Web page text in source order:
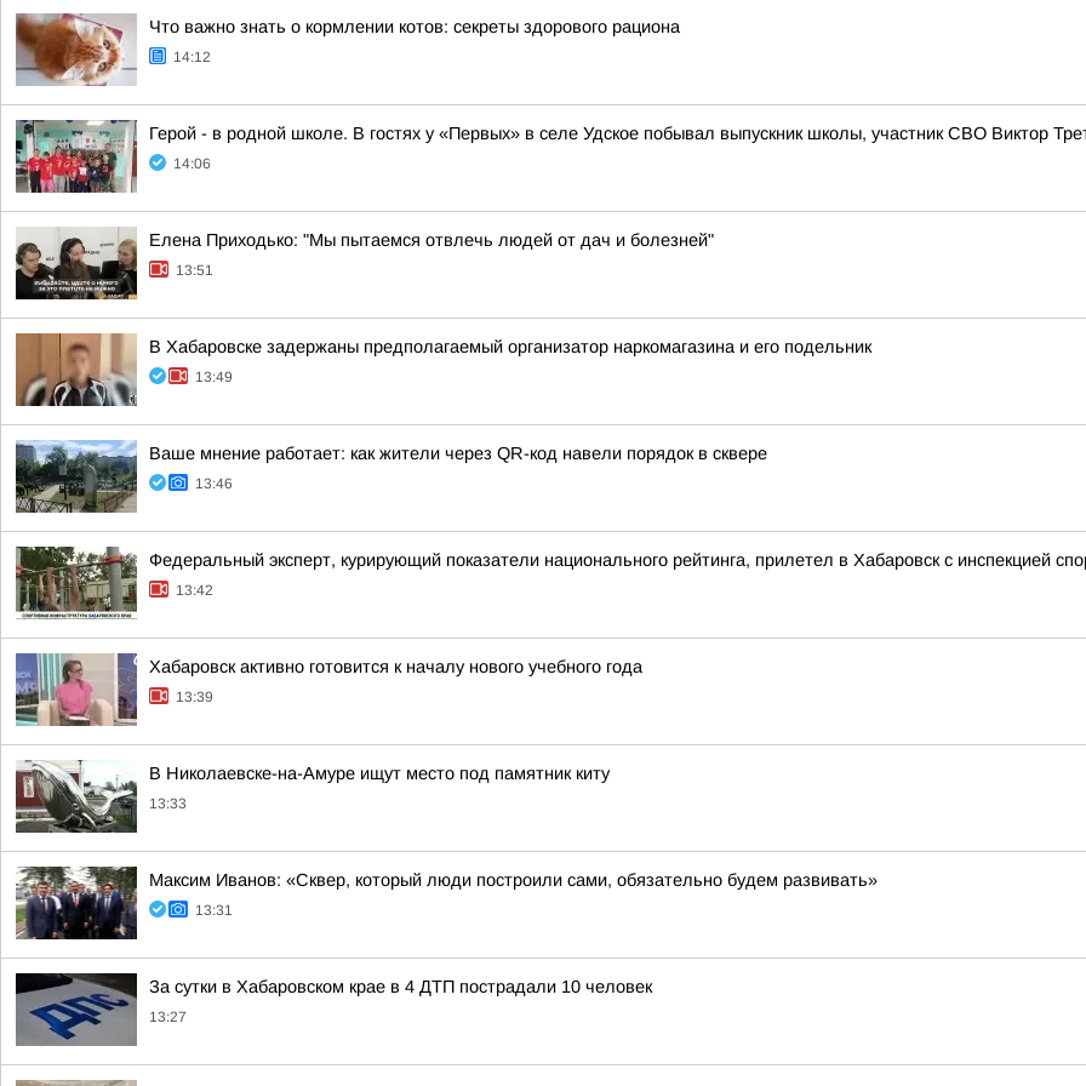
Что важно знать о кормлении котов: секреты здорового рациона
14:12
Герой - в родной школе. В гостях у «Первых» в селе Удское побывал выпускник школы, участник СВО Виктор
14:06
Елена Приходько: "Мы пытаемся отвлечь людей от дач и болезней"
13:51
В Хабаровске задержаны предполагаемый организатор наркомагазина и его подельник
13:49
Ваше мнение работает: как жители через QR-код навели порядок в сквере
13:46
Федеральный эксперт, курирующий показатели национального рейтинга, прилетел в Хабаровск с инспекцией
13:42
Хабаровск активно готовится к началу нового учебного года
13:39
В Николаевске-на-Амуре ищут место под памятник киту
13:33
Максим Иванов: «Сквер, который люди построили сами, обязательно будем развивать»
13:31
За сутки в Хабаровском крае в 4 ДТП пострадали 10 человек
13:27